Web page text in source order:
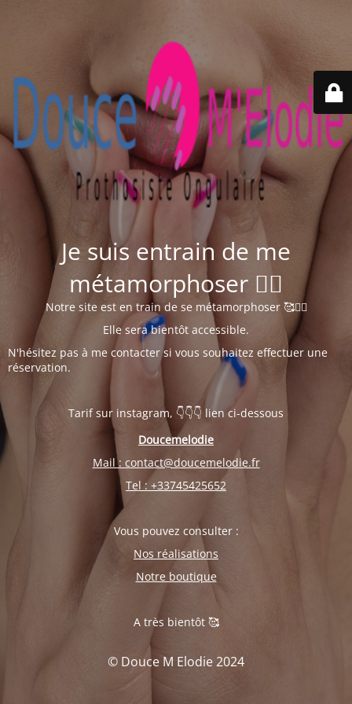
Je suis entrain de me
métamorphoser 🧘‍♀️
Notre site est en train de se métamorphoser 🥰🧘‍♀️
Elle sera bientôt accessible.
N'hésitez pas à me contacter si vous souhaitez effectuer une
réservation.
Tarif sur instagram, 👇👇👇 lien ci-dessous
Doucemelodie
Mail : contact@doucemelodie.fr
Tel : +33745425652
Vous pouvez consulter :
Nos réalisations
Notre boutique
A très bientôt 🥰
© Douce M Elodie 2024